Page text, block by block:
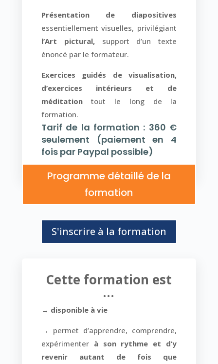
Présentation de diapositives
essentiellement visuelles, privilégiant
l’Art pictural,support d’un texte
énoncé par le formateur.
Exercices guidés de visualisation,
d’exercices intérieurs et de
méditationtout le long de la
formation.
Tarif de la formation : 360 €
seulement (paiement en 4
fois par Paypal possible)
Programme détaillé de la
formation
S'inscrire à la formation
Cette formation est
…
→ disponible à vie
→ permet d’apprendre, comprendre,
expérimenter à son rythme et d’y
revenir autant de fois que